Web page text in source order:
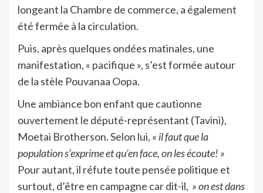
longeant la Chambre de commerce, a également
été fermée à la circulation.
Puis, après quelques ondées matinales, une
manifestation, « pacifique », s’est formée autour
de la stèle Pouvanaa Oopa.
Une ambiance bon enfant que cautionne
ouvertement le député-représentant (Tavini),
Moetai Brotherson. Selon lui, « il faut que la
population s’exprime et qu’en face, on les écoute! »
Pour autant, il réfute toute pensée politique et
surtout, d’être en campagne car dit-il, » on est dans